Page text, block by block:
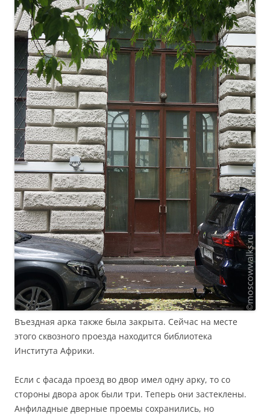
Въездная арка также была закрыта. Сейчас на месте
этого сквозного проезда находится библиотека
Института Африки.
Если с фасада проезд во двор имел одну арку, то со
стороны двора арок были три. Теперь они застеклены.
Анфиладные дверные проемы сохранились, но